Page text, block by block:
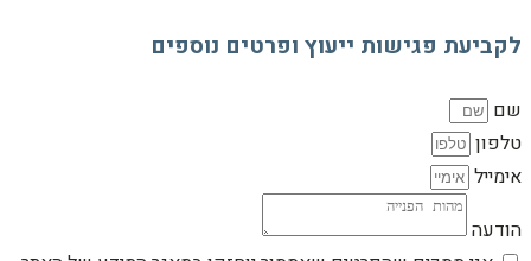
לקביעת פגישות ייעוץ ופרטים נוספים
שם
טלפון
אימייל
הודעה